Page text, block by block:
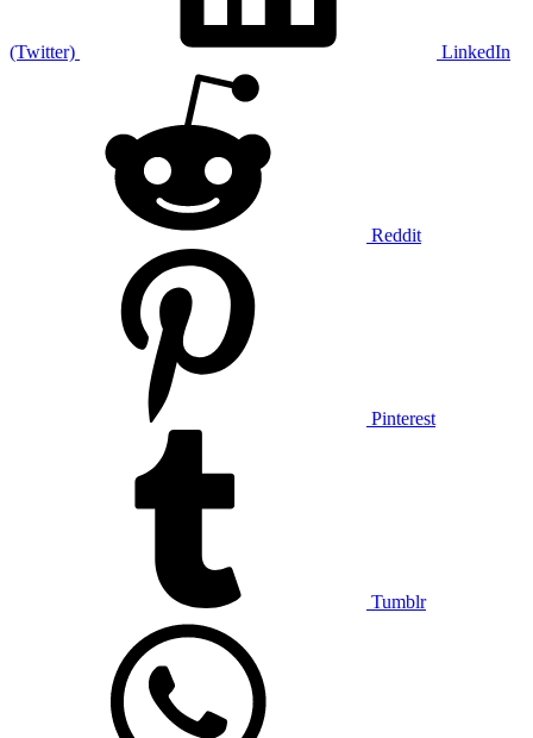
(Twitter) LinkedIn
Reddit
Pinterest
Tumblr